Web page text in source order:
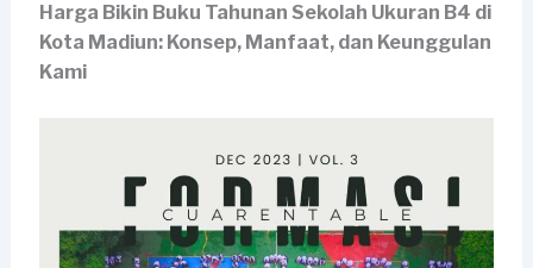
Harga Bikin Buku Tahunan Sekolah Ukuran B4 di
Kota Madiun: Konsep, Manfaat, dan Keunggulan
Kami